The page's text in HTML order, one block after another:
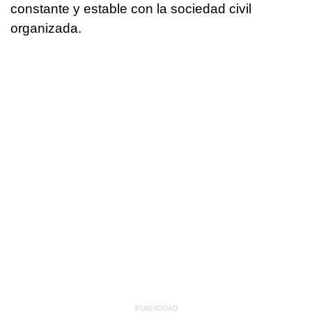
constante y estable con la sociedad civil
organizada.